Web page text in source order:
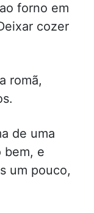
forno em
cozer
romã,
de uma
bem, e
um pouco,